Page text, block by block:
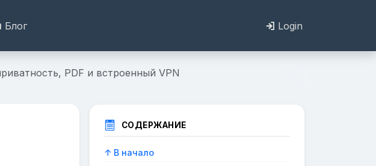
Блог Login
PDF и встроенный VPN
СОДЕРЖАНИЕ
↑ В начало